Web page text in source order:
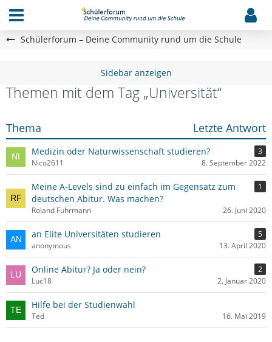
Schülerforum – Deine Community rund um die Schule
Themen mit dem Tag „Universität“
Thema Letzte Antwort
Medizin oder Naturwissenschaft studieren?
3
Nico2611
8. September 2022
Meine A-Levels sind zu einfach im Gegensatz zum
deutschen Abitur. Was machen?
1
Roland Fuhrmann 26. Juni 2020
an Elite Universitäten studieren
5
anonymous
13. April 2020
Online Abitur? Ja oder nein?
2
Luc18
2. Januar 2020
Hilfe bei der Studienwahl
Ted 16. Mai 2019